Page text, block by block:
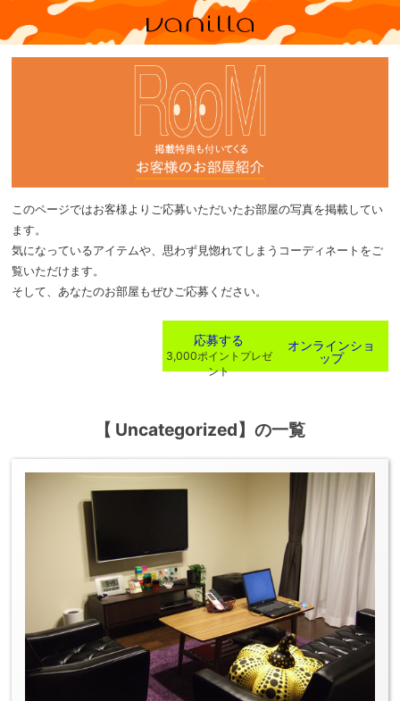
このページではお客様よりご応募いただいたお部屋の写真を掲載してい
ます。
気になっているアイテムや、思わず見惚れてしまうコーディネートをご
覧いただけます。
そして、あなたのお部屋もぜひご応募ください。
応募する
オンラインショ
ップ
【 Uncategorized】の一覧